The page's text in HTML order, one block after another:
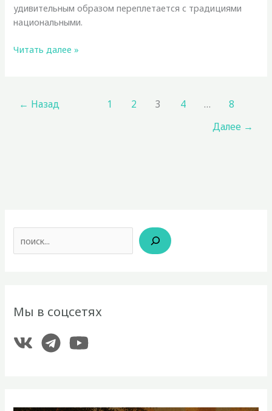
удивительным образом переплетается с традициями
национальными.
Религия
Читать далее »
← Назад 1 2 3 4 …
8
Далее →
Мы в соцсетях